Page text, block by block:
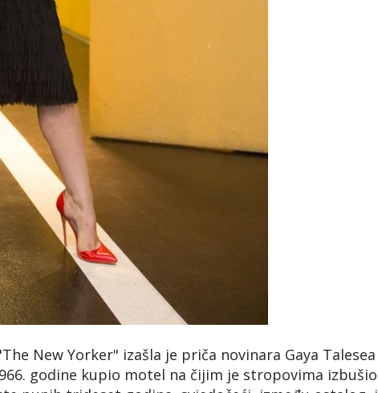
New Yorker" izašla je priča novinara Gaya Talesea
godine kupio motel na čijim je stropovima izbušio